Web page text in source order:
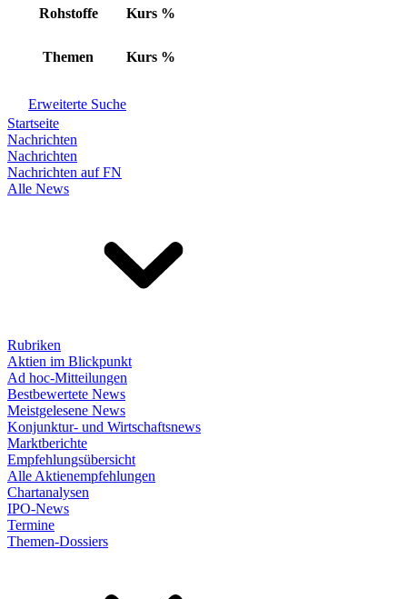
Rohstoffe Kurs %
Themen Kurs %
Erweiterte Suche
Startseite
Nachrichten
Nachrichten
Nachrichten auf FN
Alle News
Rubriken
Aktien im Blickpunkt
Ad hoc-Mitteilungen
Bestbewertete News
Meistgelesene News
Konjunktur- und Wirtschaftsnews
Marktberichte
Empfehlungsübersicht
Alle Aktienempfehlungen
Chartanalysen
IPO-News
Termine
Themen-Dossiers